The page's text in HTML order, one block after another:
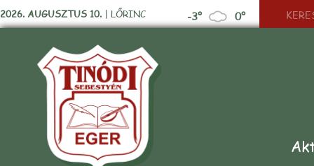
2026. AUGUSZTUS 10. | LŐRINC -3° 0°